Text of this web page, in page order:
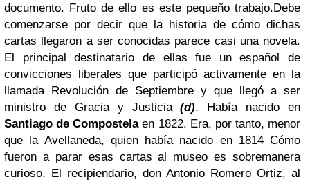
documento. Fruto de ello es este pequeño trabajo.Debe
comenzarse por decir que la historia de cómo dichas
cartas llegaron a ser conocidas parece casi una novela.
El principal destinatario de ellas fue un español de
convicciones liberales que participó activamente en la
llamada Revolución de Septiembre y que llegó a ser
ministro de Gracia y Justicia(d). Había nacido en
Santiago de Compostelaen 1822. Era, por tanto, menor
que la Avellaneda, quien había nacido en 1814Cómo
fueron a parar esas cartas al museo es sobremanera
curioso. El recipiendario, don Antonio Romero Ortiz, al